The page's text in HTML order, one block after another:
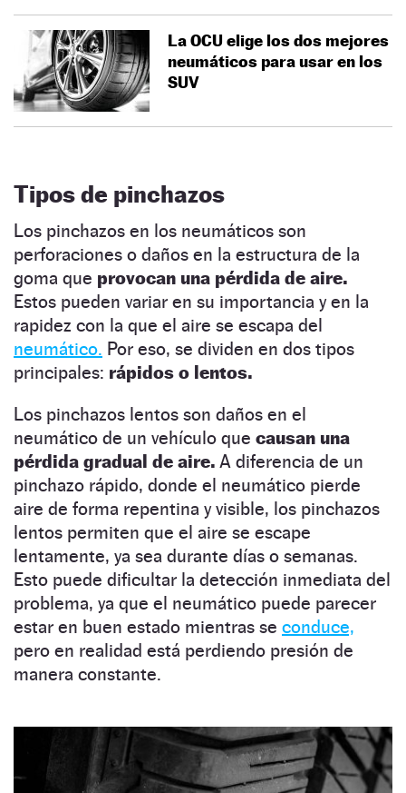
La OCU elige los dos mejores
neumáticos para usar en los
SUV
Tipos de pinchazos
Los pinchazos en los neumáticos son
perforaciones o daños en la estructura de la
goma que provocan una pérdida de aire.
Estos pueden variar en su importancia y en la
rapidez con la que el aire se escapa del
neumático. Por eso, se dividen en dos tipos
principales: rápidos o lentos.
Los pinchazos lentos son daños en el
neumático de un vehículo que causan una
pérdida gradual de aire. A diferencia de un
pinchazo rápido, donde el neumático pierde
aire de forma repentina y visible, los pinchazos
lentos permiten que el aire se escape
lentamente, ya sea durante días o semanas.
Esto puede dificultar la detección inmediata del
problema, ya que el neumático puede parecer
estar en buen estado mientras se conduce,
pero en realidad está perdiendo presión de
manera constante.